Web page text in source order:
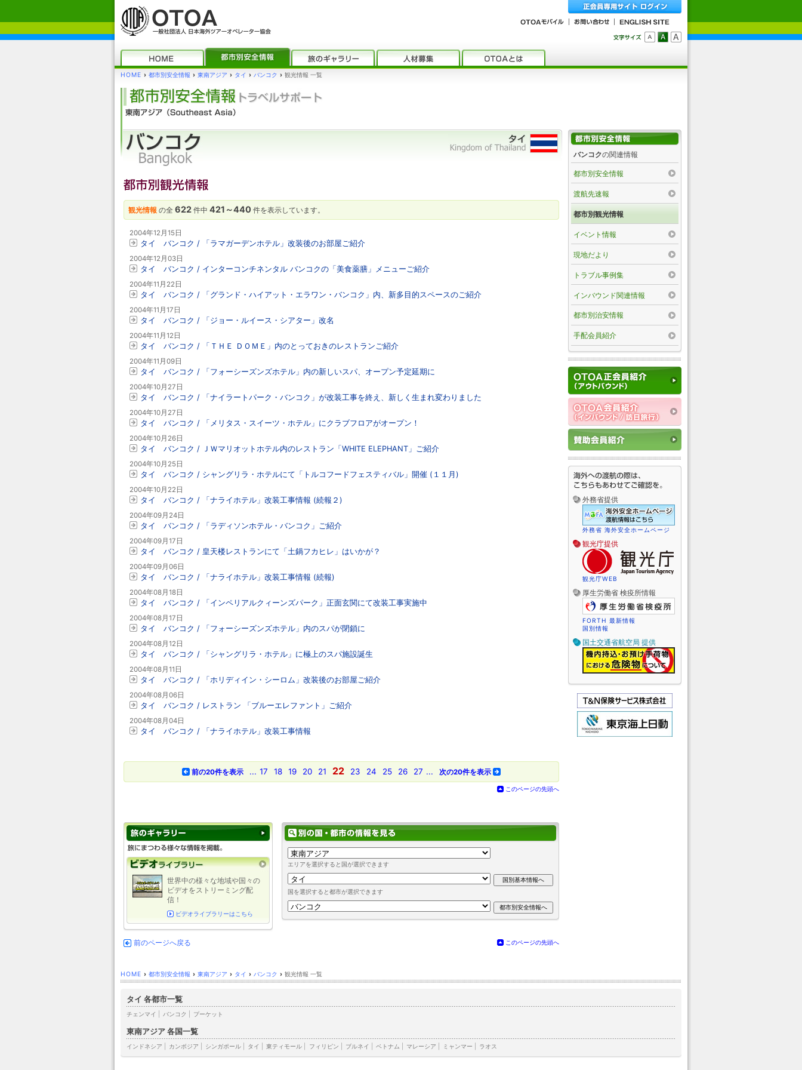
HOME › 都市別安全情報 › 東南アジア › タイ › バンコク › 観光情報 一覧
観光情報 の全 622 件中 421～440 件を表示しています。
2004年12月15日
タイ バンコク / 「ラマガーデンホテル」改装後のお部屋ご紹介
2004年12月03日
タイ バンコク / インターコンチネンタル バンコクの「美食薬膳」メニューご紹介
2004年11月22日
タイ バンコク / 「グランド・ハイアット・エラワン・バンコク」内、新多目的スペースのご紹介
2004年11月17日
タイ バンコク / 「ジョー・ルイース・シアター」改名
2004年11月12日
タイ バンコク / 「ＴＨＥ ＤＯＭＥ」内のとっておきのレストランご紹介
2004年11月09日
タイ バンコク / 「フォーシーズンズホテル」内の新しいスパ、オープン予定延期に
2004年10月27日
タイ バンコク / 「ナイラートパーク・バンコク」が改装工事を終え、新しく生まれ変わりました
2004年10月27日
タイ バンコク / 「メリタス・スイーツ・ホテル」にクラブフロアがオープン！
2004年10月26日
タイ バンコク / ＪＷマリオットホテル内のレストラン「WHITE ELEPHANT」ご紹介
2004年10月25日
タイ バンコク / シャングリラ・ホテルにて「トルコフードフェスティバル」開催 (１１月)
2004年10月22日
タイ バンコク / 「ナライホテル」改装工事情報 (続報２)
2004年09月24日
タイ バンコク / 「ラディソンホテル・バンコク」ご紹介
2004年09月17日
タイ バンコク / 皇天楼レストランにて「土鍋フカヒレ」はいかが？
2004年09月06日
タイ バンコク / 「ナライホテル」改装工事情報 (続報)
2004年08月18日
タイ バンコク / 「インペリアルクィーンズパーク」正面玄関にて改装工事実施中
2004年08月17日
タイ バンコク / 「フォーシーズンズホテル」内のスパが閉鎖に
2004年08月12日
タイ バンコク / 「シャングリラ・ホテル」に極上のスパ施設誕生
2004年08月11日
タイ バンコク / 「ホリディイン・シーロム」改装後のお部屋ご紹介
2004年08月06日
タイ バンコク / レストラン 「ブルーエレファント」ご紹介
2004年08月04日
タイ バンコク / 「ナライホテル」改装工事情報
前の20件を表示 ... 17 18 19 20 21 22 23 24 25 26 27 ... 次の20件を表示
このページの先頭へ
エリアを選択すると国が選択できます
国を選択すると都市が選択できます
世界中の様々な地域や国々の
ビデオをストリーミング配
信！
ビデオライブラリーはこちら
前のページへ戻る このページの先頭へ
バンコクの関連情報
都市別安全情報
渡航先速報
都市別観光情報
イベント情報
現地だより
トラブル事例集
インバウンド関連情報
都市別治安情報
手配会員紹介
外務省提供
外務省 海外安全ホームページ
観光庁提供
観光庁WEB
厚生労働省 検疫所情報
FORTH 最新情報
国別情報
国土交通省航空局 提供
HOME › 都市別安全情報 › 東南アジア › タイ › バンコク › 観光情報 一覧
タイ 各都市一覧
チェンマイ バンコク プーケット
東南アジア 各国一覧
インドネシア カンボジア シンガポール タイ 東ティモール フィリピン ブルネイ ベトナム マレーシア ミャンマー ラオス